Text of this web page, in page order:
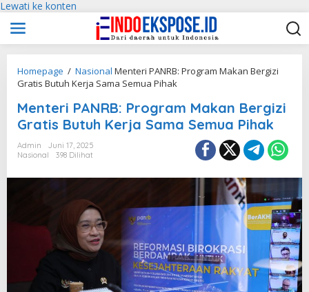
Lewati ke konten
Homepage / Nasional Menteri PANRB: Program Makan Bergizi
Gratis Butuh Kerja Sama Semua Pihak
Menteri PANRB: Program Makan Bergizi
Gratis Butuh Kerja Sama Semua Pihak
Admin
Juni 17, 2025
Nasional
398 Dilihat